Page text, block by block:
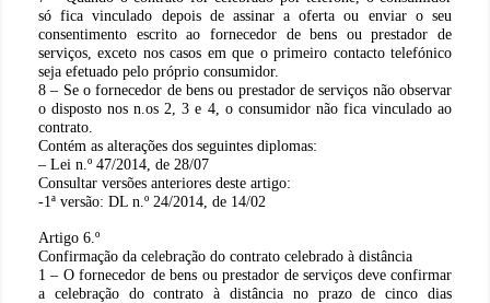
só fica vinculado depois de assinar a oferta ou enviar o seu
consentimento escrito ao fornecedor de bens ou prestador de
serviços, exceto nos casos em que o primeiro contacto telefónico
seja efetuado pelo próprio consumidor.
8 – Se o fornecedor de bens ou prestador de serviços não observar
o disposto nos n.os 2, 3 e 4, o consumidor não fica vinculado ao
contrato.
Contém as alterações dos seguintes diplomas:
– Lei n.º 47/2014, de 28/07
Consultar versões anteriores deste artigo:
-1ª versão: DL n.º 24/2014, de 14/02
Artigo 6.º
Confirmação da celebração do contrato celebrado à distância
1 – O fornecedor de bens ou prestador de serviços deve confirmar
a celebração do contrato à distância no prazo de cinco dias